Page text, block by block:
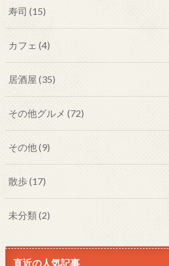
寿司 (15)
カフェ (4)
居酒屋 (35)
その他グルメ (72)
その他(9)
散歩(17)
未分類(2)
直近の人気記事